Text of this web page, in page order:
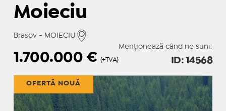
Moieciu
Brasov - MOIECIU
Menționează când ne suni:
1.700.000 € (+TVA) ID: 14568
OFERTĂ NOUĂ